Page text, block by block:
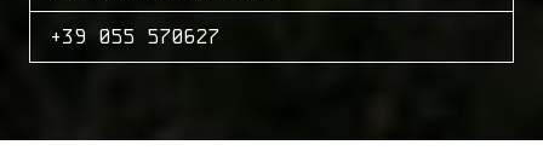
+39 055 570627